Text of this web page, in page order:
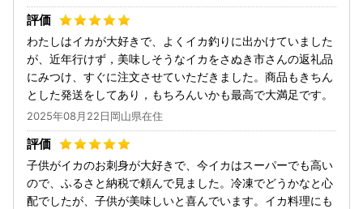
わたしはイカが大好きで、よくイカ釣りに出かけていました
が、近年行けず，美味しそうなイカをさぬき市さんの返礼品
にみつけ、すぐに注文させていただきました。商品もきちん
とした発送をしてあり，もちろんいかも最高で大満足です。
2025年08月22日岡山県在住
子供がイカのお刺身が大好きで、今イカはスーパーでも高い
ので、ふるさと納税で頼んで見ました。冷凍でどうかなと心
配でしたが、子供が美味しいと喜んでいます。イカ料理にも